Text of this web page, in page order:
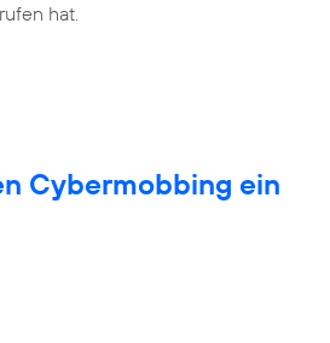
hat.
Cybermobbing ein